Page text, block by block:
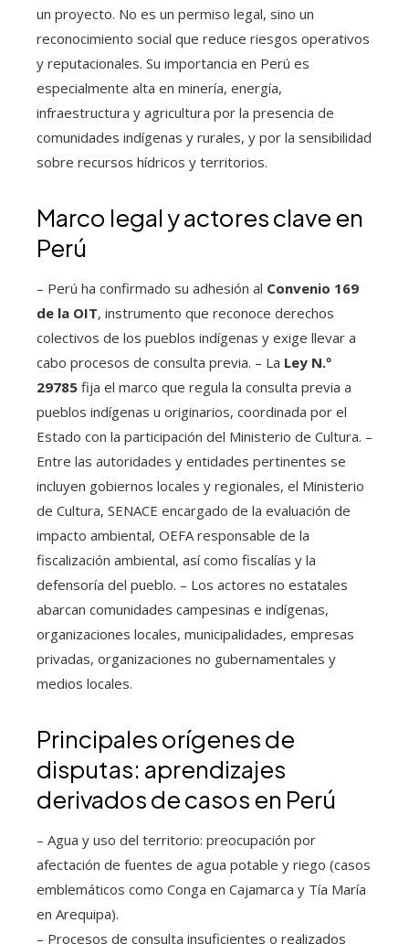
un proyecto. No es un permiso legal, sino un
reconocimiento social que reduce riesgos operativos
y reputacionales. Su importancia en Perú es
especialmente alta en minería, energía,
infraestructura y agricultura por la presencia de
comunidades indígenas y rurales, y por la sensibilidad
sobre recursos hídricos y territorios.
Marco legal y actores clave en
Perú
– Perú ha confirmado su adhesión al Convenio 169
de la OIT, instrumento que reconoce derechos
colectivos de los pueblos indígenas y exige llevar a
cabo procesos de consulta previa. – La Ley N.º
29785 fija el marco que regula la consulta previa a
pueblos indígenas u originarios, coordinada por el
Estado con la participación del Ministerio de Cultura. –
Entre las autoridades y entidades pertinentes se
incluyen gobiernos locales y regionales, el Ministerio
de Cultura, SENACE encargado de la evaluación de
impacto ambiental, OEFA responsable de la
fiscalización ambiental, así como fiscalías y la
defensoría del pueblo. – Los actores no estatales
abarcan comunidades campesinas e indígenas,
organizaciones locales, municipalidades, empresas
privadas, organizaciones no gubernamentales y
medios locales.
Principales orígenes de
disputas: aprendizajes
derivados de casos en Perú
– Agua y uso del territorio: preocupación por
afectación de fuentes de agua potable y riego (casos
emblemáticos como Conga en Cajamarca y Tía María
en Arequipa).
– Procesos de consulta insuficientes o realizados